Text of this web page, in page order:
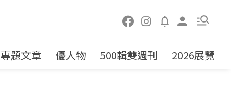
專題文章 優人物 500輯雙週刊 2026展覽